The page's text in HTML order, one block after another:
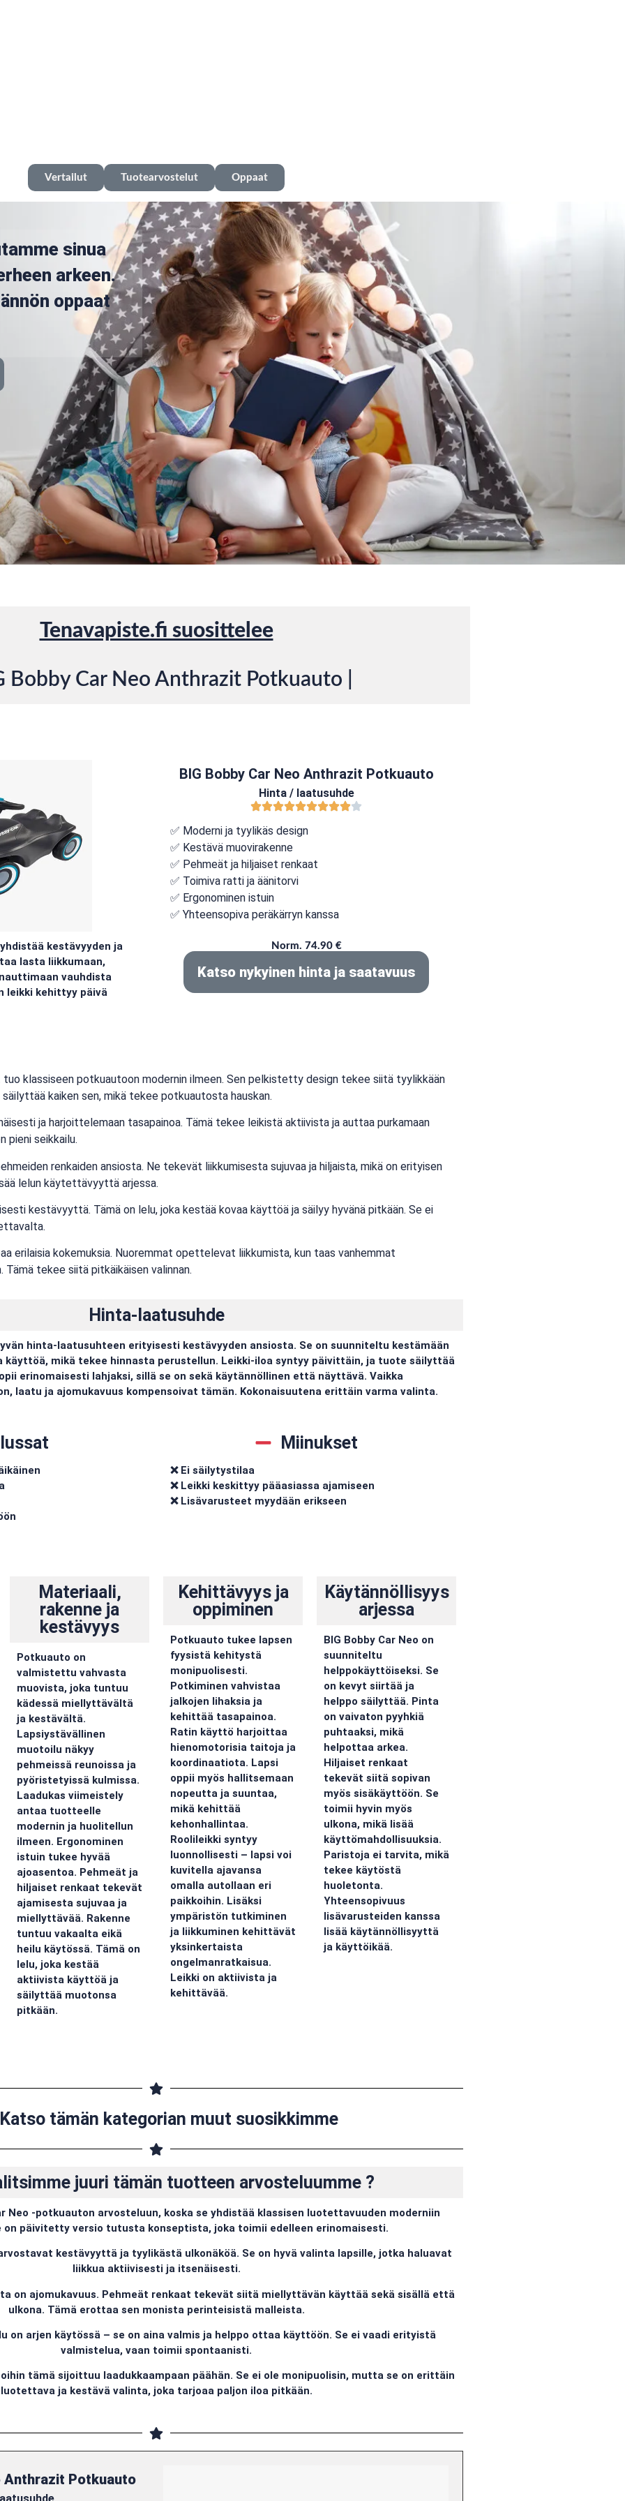
Vertailut Tuotearvostelut Oppaat
sinua
arkeen.
oppaat
Tenavapiste.fi suosittelee
Bobby Car Neo Anthrazit Potkuauto |
kestävyyden ja
lasta liikkumaan,
vauhdista
leikki kehittyy päivä
BIG Bobby Car Neo Anthrazit Potkuauto
Hinta / laatusuhde
✅ Moderni ja tyylikäs design
✅ Kestävä muovirakenne
✅ Pehmeät ja hiljaiset renkaat
✅ Toimiva ratti ja äänitorvi
✅ Ergonominen istuin
✅ Yhteensopiva peräkärryn kanssa
Norm. 74.90 €
Katso nykyinen hinta ja saatavuus
tuo klassiseen potkuautoon modernin ilmeen. Sen pelkistetty design tekee siitä tyylikkään
kaiken sen, mikä tekee potkuautosta hauskan.
ja harjoittelemaan tasapainoa. Tämä tekee leikistä aktiivista ja auttaa purkamaan
pieni seikkailu.
renkaiden ansiosta. Ne tekevät liikkumisesta sujuvaa ja hiljaista, mikä on erityisen
lelun käytettävyyttä arjessa.
kestävyyttä. Tämä on lelu, joka kestää kovaa käyttöä ja säilyy hyvänä pitkään. Se ei
erilaisia kokemuksia. Nuoremmat opettelevat liikkumista, kun taas vanhemmat
tekee siitä pitkäikäisen valinnan.
Hinta-laatusuhde
hinta-laatusuhteen erityisesti kestävyyden ansiosta. Se on suunniteltu kestämään
käyttöä, mikä tekee hinnasta perustellun. Leikki-iloa syntyy päivittäin, ja tuote säilyttää
erinomaisesti lahjaksi, sillä se on sekä käytännöllinen että näyttävä. Vaikka
laatu ja ajomukavuus kompensoivat tämän. Kokonaisuutena erittäin varma valinta.
Miinukset
❌ Ei säilytystilaa
❌ Leikki keskittyy pääasiassa ajamiseen
❌ Lisävarusteet myydään erikseen
Materiaali,
rakenne ja
kestävyys
Potkuauto on
valmistettu vahvasta
muovista, joka tuntuu
kädessä miellyttävältä
ja kestävältä.
Lapsiystävällinen
muotoilu näkyy
pehmeissä reunoissa ja
pyöristetyissä kulmissa.
Laadukas viimeistely
antaa tuotteelle
modernin ja huolitellun
ilmeen. Ergonominen
istuin tukee hyvää
ajoasentoa. Pehmeät ja
hiljaiset renkaat tekevät
ajamisesta sujuvaa ja
miellyttävää. Rakenne
tuntuu vakaalta eikä
heilu käytössä. Tämä on
lelu, joka kestää
aktiivista käyttöä ja
säilyttää muotonsa
pitkään.
Kehittävyys ja
oppiminen
Potkuauto tukee lapsen
fyysistä kehitystä
monipuolisesti.
Potkiminen vahvistaa
jalkojen lihaksia ja
kehittää tasapainoa.
Ratin käyttö harjoittaa
hienomotorisia taitoja ja
koordinaatiota. Lapsi
oppii myös hallitsemaan
nopeutta ja suuntaa,
mikä kehittää
kehonhallintaa.
Roolileikki syntyy
luonnollisesti – lapsi voi
kuvitella ajavansa
omalla autollaan eri
paikkoihin. Lisäksi
ympäristön tutkiminen
ja liikkuminen kehittävät
yksinkertaista
ongelmanratkaisua.
Leikki on aktiivista ja
kehittävää.
Käytännöllisyys
arjessa
BIG Bobby Car Neo on
suunniteltu
helppokäyttöiseksi. Se
on kevyt siirtää ja
helppo säilyttää. Pinta
on vaivaton pyyhkiä
puhtaaksi, mikä
helpottaa arkea.
Hiljaiset renkaat
tekevät siitä sopivan
myös sisäkäyttöön. Se
toimii hyvin myös
ulkona, mikä lisää
käyttömahdollisuuksia.
Paristoja ei tarvita, mikä
tekee käytöstä
huoletonta.
Yhteensopivuus
lisävarusteiden kanssa
lisää käytännöllisyyttä
ja käyttöikää.
Katso tämän kategorian muut suosikkimme
juuri tämän tuotteen arvosteluumme ?
Neo -potkuauton arvosteluun, koska se yhdistää klassisen luotettavuuden moderniin
on päivitetty versio tutusta konseptista, joka toimii edelleen erinomaisesti.
kestävyyttä ja tyylikästä ulkonäköä. Se on hyvä valinta lapsille, jotka haluavat
liikkua aktiivisesti ja itsenäisesti.
on ajomukavuus. Pehmeät renkaat tekevät siitä miellyttävän käyttää sekä sisällä että
ulkona. Tämä erottaa sen monista perinteisistä malleista.
on arjen käytössä – se on aina valmis ja helppo ottaa käyttöön. Se ei vaadi erityistä
valmistelua, vaan toimii spontaanisti.
tämä sijoittuu laadukkaampaan päähän. Se ei ole monipuolisin, mutta se on erittäin
luotettava ja kestävä valinta, joka tarjoaa paljon iloa pitkään.
Anthrazit Potkuauto